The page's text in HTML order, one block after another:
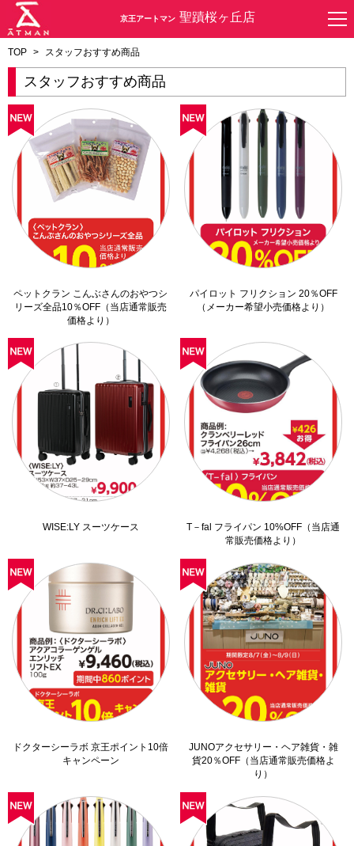
京王アートマン 聖蹟桜ヶ丘店
TOP > スタッフおすすめ商品
スタッフおすすめ商品
ペットクラン こんぶさんのおやつシ
リーズ全品10％OFF（当店通常販売
価格より）
パイロット フリクション 20％OFF
（メーカー希望小売価格より）
WISE:LY スーツケース
T－fal フライパン 10%OFF（当店通
常販売価格より）
ドクターシーラボ 京王ポイント10倍
キャンペーン
JUNOアクセサリー・ヘア雑貨・雑
貨20％OFF（当店通常販売価格よ
り）